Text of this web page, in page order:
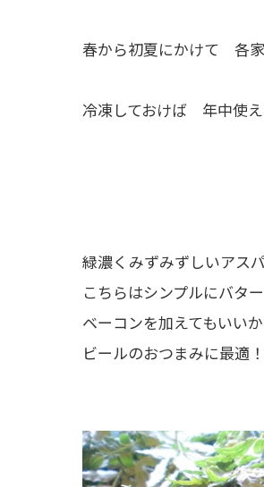
春から初夏にかけて 各
冷凍しておけば 年中使え
緑濃くみずみずしいアスパ
こちらはシンプルにバタ
ベーコンを加えてもいいか
ビールのおつまみに最適！